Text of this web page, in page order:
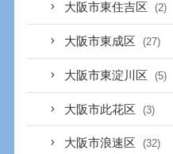
大阪市東住吉区 (2)
大阪市東成区 (27)
大阪市東淀川区 (5)
大阪市此花区 (3)
大阪市浪速区 (32)